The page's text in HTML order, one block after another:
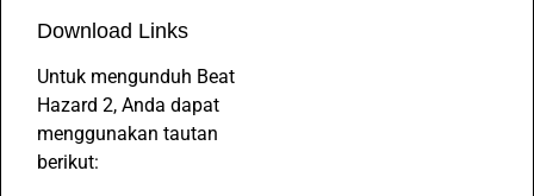
Download Links
Untuk mengunduh Beat
Hazard 2, Anda dapat
menggunakan tautan
berikut: